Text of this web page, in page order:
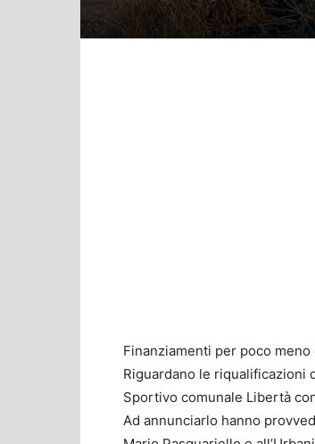
Finanziamenti per poco
Riguardano le riqualificazioni
Sportivo comunale Libertà
Ad annunciarlo hanno